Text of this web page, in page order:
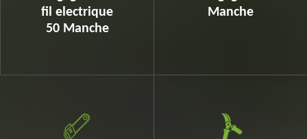
fil electrique
50 Manche
Manche